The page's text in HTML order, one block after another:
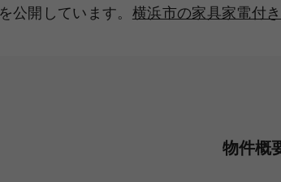
公開しています。 横浜市の家具家電付
物件概